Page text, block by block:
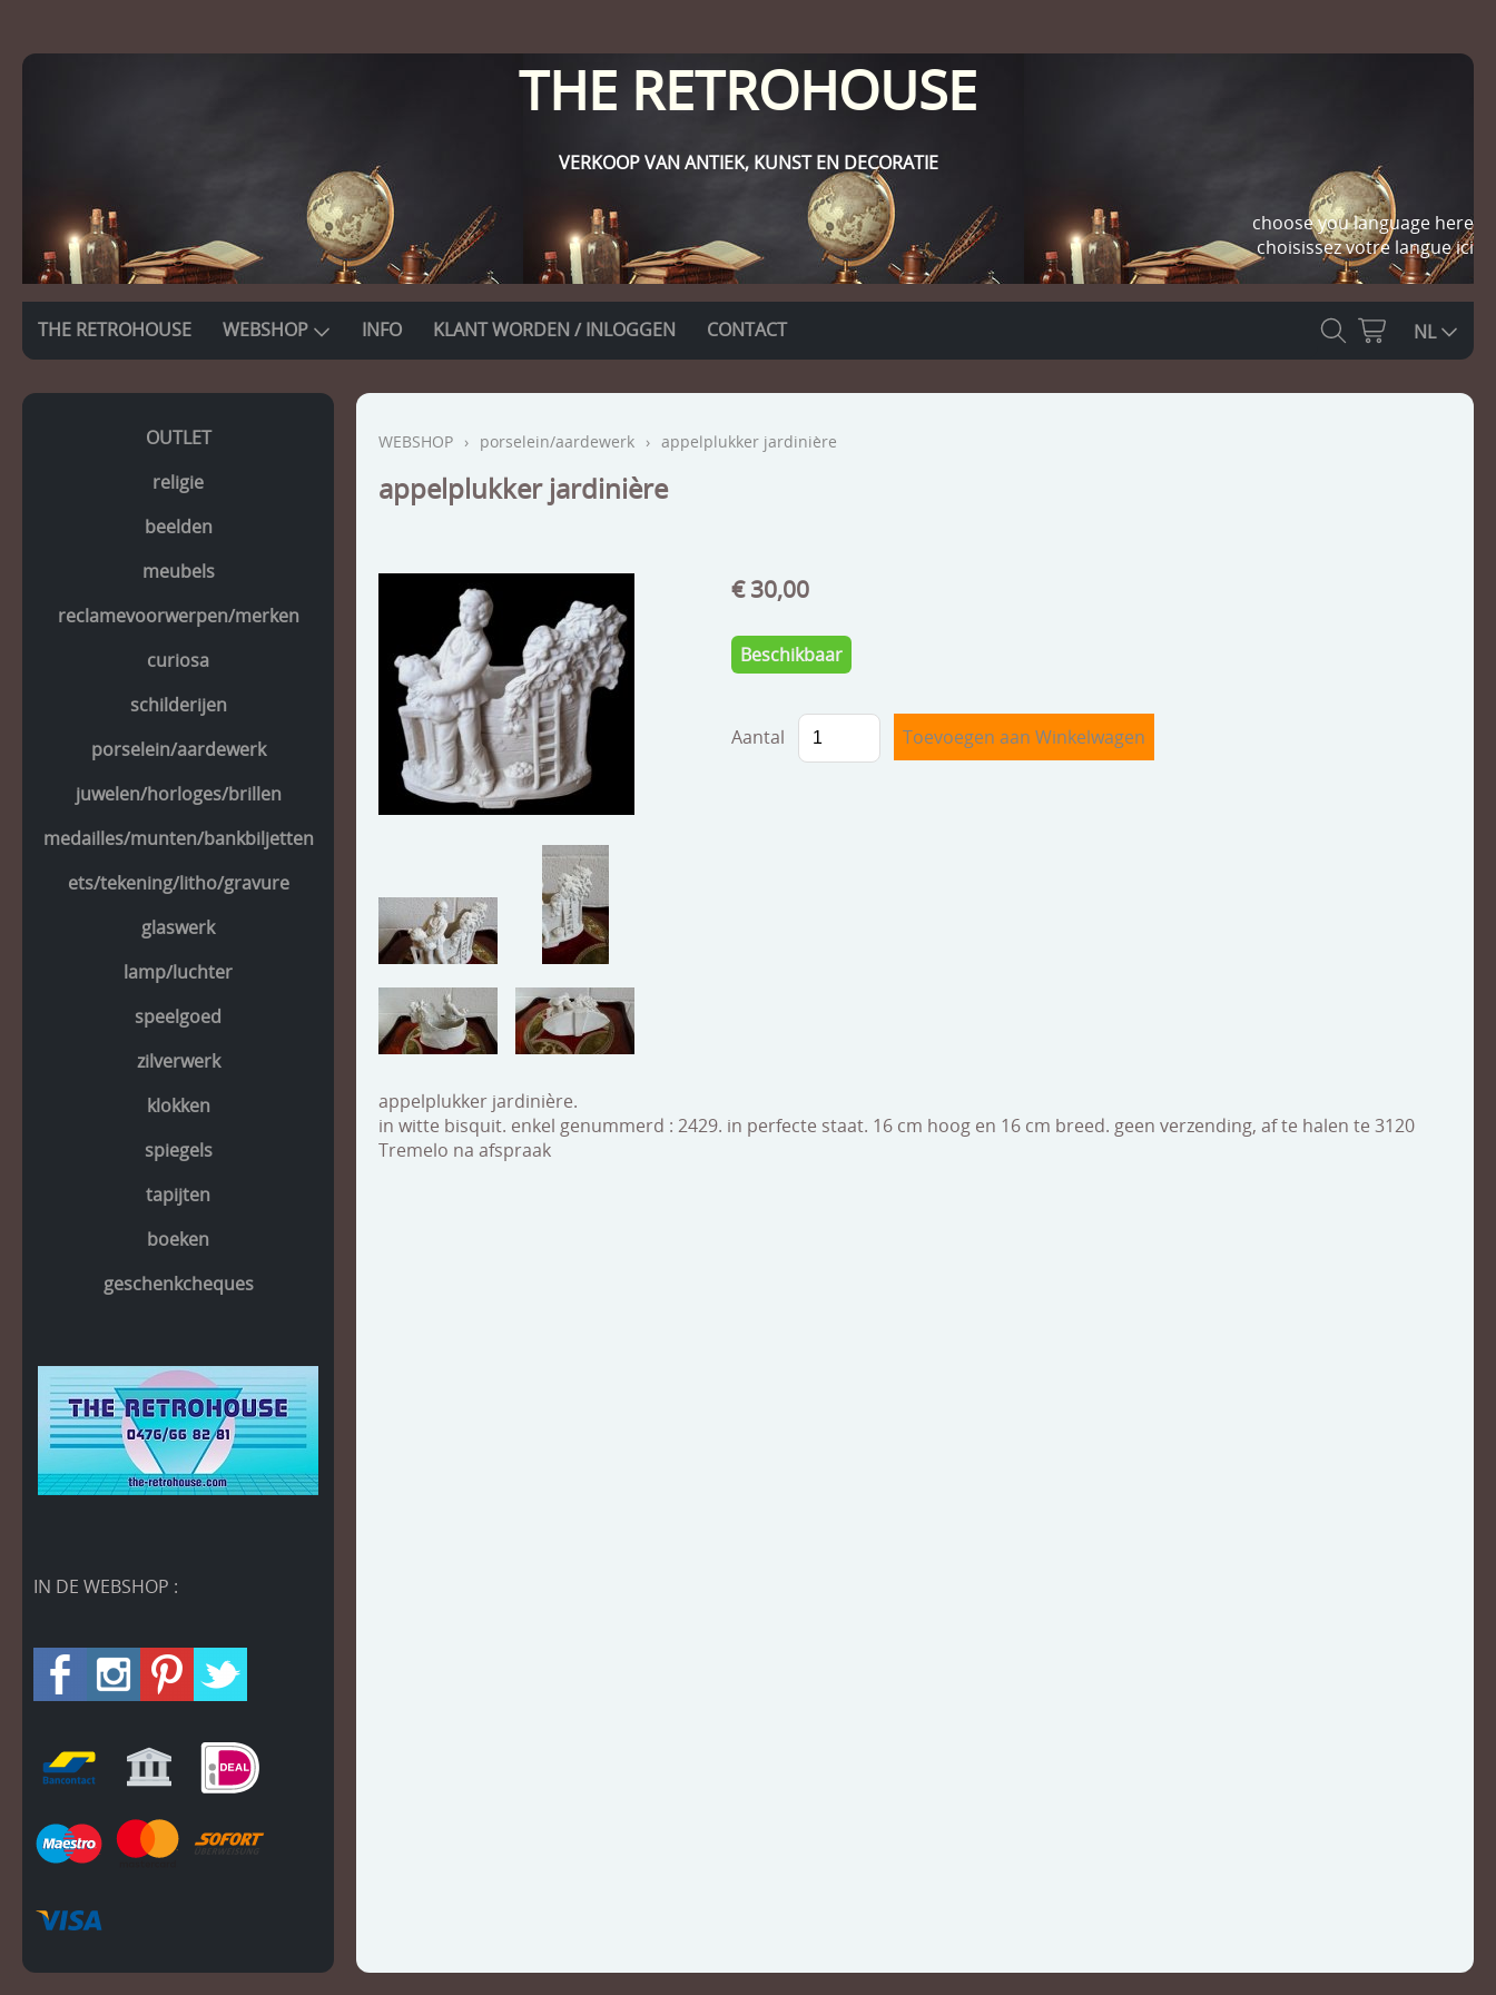
THE RETROHOUSE
VERKOOP VAN ANTIEK, KUNST EN DECORATIE
choose you language here
choisissez votre langue ici
THE RETROHOUSE WEBSHOP INFO KLANT WORDEN / INLOGGEN CONTACT NL
OUTLET
religie
beelden
meubels
reclamevoorwerpen/merken
curiosa
schilderijen
porselein/aardewerk
juwelen/horloges/brillen
medailles/munten/bankbiljetten
ets/tekening/litho/gravure
glaswerk
lamp/luchter
speelgoed
zilverwerk
klokken
spiegels
tapijten
boeken
geschenkcheques
IN DE WEBSHOP :
WEBSHOP › porselein/aardewerk › appelplukker jardinière
appelplukker jardinière
€ 30,00
Beschikbaar
Aantal
appelplukker jardinière.
in witte bisquit. enkel genummerd : 2429. in perfecte staat. 16 cm hoog en 16 cm breed. geen verzending, af te halen te 3120
Tremelo na afspraak